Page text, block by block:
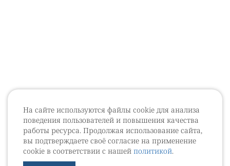
На сайте используются файлы cookie для анализа
поведения пользователей и повышения качества
работы ресурса. Продолжая использование сайта,
вы подтверждаете своё согласие на применение
cookie в соответствии с нашей политикой.